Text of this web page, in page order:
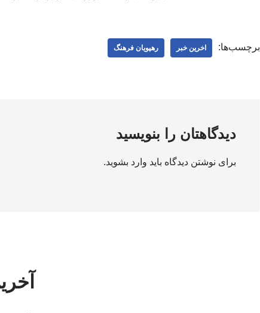
برچسب‌ها: اخرین خبر رهپویان فرهنگ
دیدگاهتان را بنویسید
برای نوشتن دیدگاه باید وارد بشوید.